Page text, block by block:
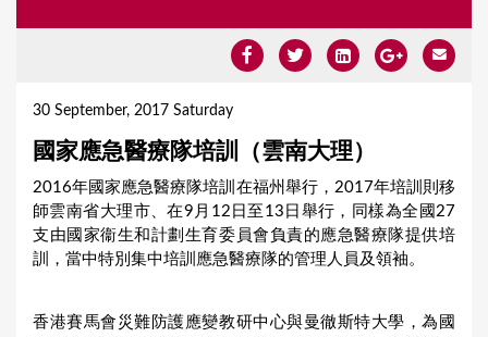
30 September, 2017 Saturday
國家應急醫療隊培訓（雲南大理）
2016年國家應急醫療隊培訓在福州舉行，2017年培訓則移
師雲南省大理市、在9月12日至13日舉行，同樣為全國27
支由國家衞生和計劃生育委員會負責的應急醫療隊提供培
訓，當中特別集中培訓應急醫療隊的管理人員及領袖。
香港賽馬會災難防護應變教研中心與曼徹斯特大學，為國